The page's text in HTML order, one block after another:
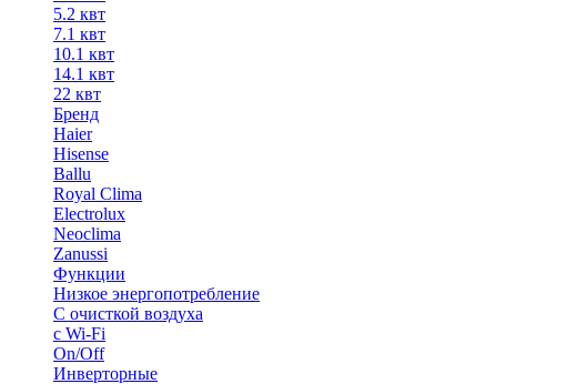
5.2 квт
7.1 квт
10.1 квт
14.1 квт
22 квт
Бренд
Haier
Hisense
Ballu
Royal Clima
Electrolux
Neoclima
Zanussi
Функции
Низкое энергопотребление
С очисткой воздуха
с Wi-Fi
On/Off
Инверторные